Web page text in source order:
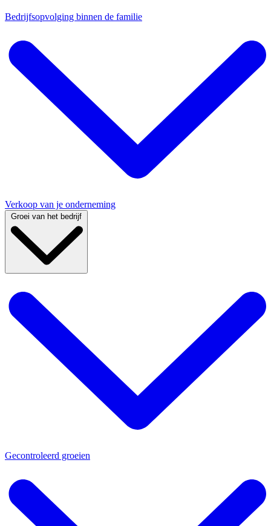
Bedrijfsopvolging binnen de familie
Verkoop van je onderneming
Groei van het bedrijf
Gecontroleerd groeien